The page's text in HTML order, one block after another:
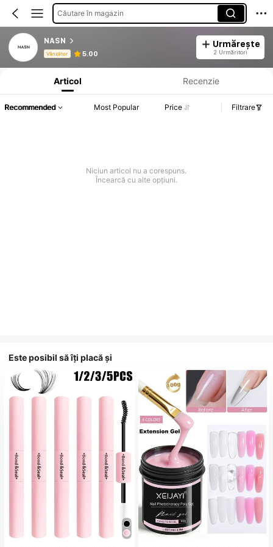
Căutare în magazin
NASN
Vânzător 5.00
Urmărește
2 Urmăritori
Informații despre produs: Divulgarea prețului, detalii privind vânzările și stocul.
Articol Recenzie
Recommended Most Popular Price Filtrare
Niciun articol nu a corespuns.
Încearcă cu alte opțiuni.
Este posibil să îți placă și